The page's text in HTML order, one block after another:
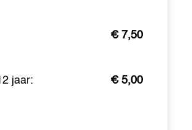
€ 7,50
jaar:
€ 5,00